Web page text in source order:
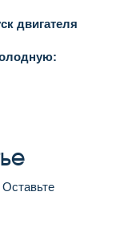
двигателя